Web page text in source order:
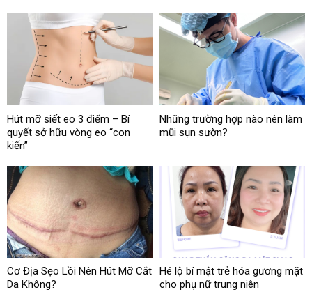
Hút mỡ siết eo 3 điểm – Bí
quyết sở hữu vòng eo “con
kiến”
Những trường hợp nào nên làm
mũi sụn sườn?
Cơ Địa Sẹo Lồi Nên Hút Mỡ Cắt
Da Không?
Hé lộ bí mật trẻ hóa gương mặt
cho phụ nữ trung niên